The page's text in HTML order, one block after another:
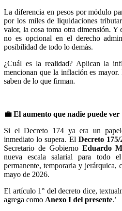
La diferencia en pesos por módulo
por los miles de liquidaciones
valor, la cosa toma otra dimensión. Y
no es opcional en el derecho
posibilidad de todo lo demás.
¿Cuál es la realidad? Aplican la
mencionan que la inflación es
saben de lo que firman.
💼 El aumento que nadie puede ver
Si el Decreto 174 ya era un
inmediato lo supera. El Decreto 175/
Secretario de Gobierno Eduardo
nueva escala salarial para todo
permanente, temporaria y jerárquica,
mayo de 2026.
El artículo 1° del decreto dice,
agrega como Anexo I del presente.’